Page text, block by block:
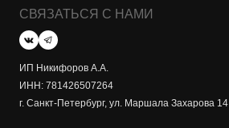
СВЯЗАТЬСЯ С НАМИ
ИП Никифоров А.А.
ИНН: 781426507264
г. Санкт-Петербург, ул. Маршала Захарова 14